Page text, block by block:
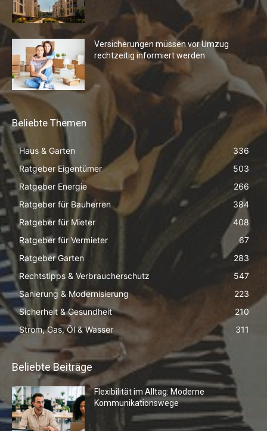
Versicherungen müssen vor Umzug
rechtzeitig informiert werden
Beliebte Themen
Haus & Garten
336
Ratgeber Eigentümer
503
Ratgeber Energie
266
Ratgeber für Bauherren
384
Ratgeber für Mieter
408
Ratgeber für Vermieter
67
Ratgeber Garten
283
Rechtstipps & Verbraucherschutz
547
Sanierung & Modernisierung
223
Sicherheit & Gesundheit
210
Strom, Gas, Öl & Wasser
311
Beliebte Beiträge
Flexibilität im Alltag: Moderne
Kommunikationswege